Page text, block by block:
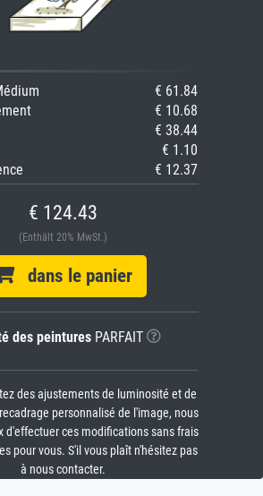
€ 61.84
€ 10.68
€ 38.44
€ 1.10
€ 12.37
€ 124.43
(Enthält 20% MwSt.)
dans le panier
des peinturesPARFAIT
des ajustements de luminosité et de
personnalisé de l'image, nous
d'effectuer ces modifications sans frais
pour vous. S'il vous plaît n'hésitez pas
à nous contacter.